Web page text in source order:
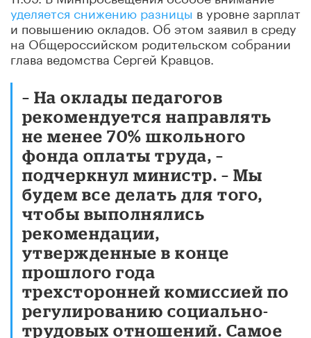
уделяется снижению разницы в уровне зарплат
и повышению окладов. Об этом заявил в среду
на Общероссийском родительском собрании
глава ведомства Сергей Кравцов.
– На оклады педагогов
рекомендуется направлять
не менее 70% школьного
фонда оплаты труда, –
подчеркнул министр. – Мы
будем все делать для того,
чтобы выполнялись
рекомендации,
утвержденные в конце
прошлого года
трехсторонней комиссией по
регулированию социально-
трудовых отношений. Самое